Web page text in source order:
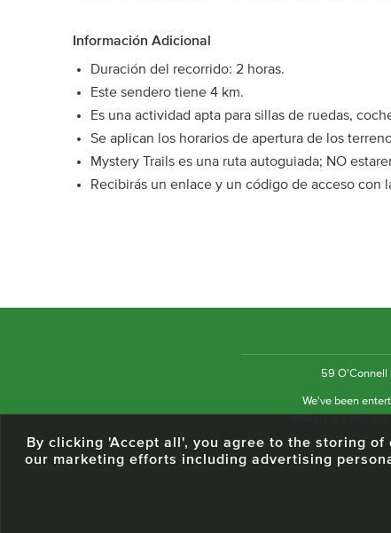
Información Adicional
Duración del recorrido: 2 horas.
Este sendero tiene 4 km.
Es una actividad apta para sillas de ruedas,
Se aplican los horarios de apertura de los
Mystery Trails es una ruta autoguiada; NO
Recibirás un enlace y un código de acceso con
59 O'Connell
We've been
By clicking 'Accept all', you agree to the storing
our marketing efforts including advertising